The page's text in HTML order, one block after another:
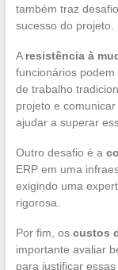
também traz
sucesso do projeto.
A resistência à
funcionários
de trabalho
projeto e
ajudar a superar
Outro desafio é a
ERP em uma
exigindo uma
rigorosa.
Por fim, os custos
importante avaliar
para justificar